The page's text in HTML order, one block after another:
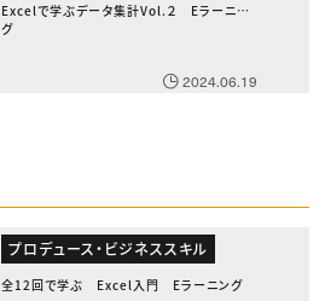
Excelで学ぶデータ集計Vol.２ Eラーニン
グ
2024.06.19
プロデュース・ビジネススキル
全12回で学ぶ Excel入門 Eラーニング